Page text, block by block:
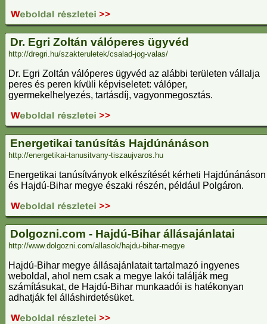
Dr. Egri Zoltán válóperes ügyvéd
http://dregri.hu/szakteruletek/csalad-jog-valas/
Dr. Egri Zoltán válóperes ügyvéd az alábbi területen vállalja
peres és peren kívüli képviseletet: válóper,
gyermekelhelyezés, tartásdíj, vagyonmegosztás.
Energetikai tanúsítás Hajdúnánáson
http://energetikai-tanusitvany-tiszaujvaros.hu
Energetikai tanúsítványok elkészítését kérheti Hajdúnánáson
és Hajdú-Bihar megye északi részén, például Polgáron.
Dolgozni.com - Hajdú-Bihar állásajánlatai
http://www.dolgozni.com/allasok/hajdu-bihar-megye
Hajdú-Bihar megye állásajánlatait tartalmazó ingyenes
weboldal, ahol nem csak a megye lakói találják meg
számításukat, de Hajdú-Bihar munkaadói is hatékonyan
adhatják fel álláshirdetésüket.